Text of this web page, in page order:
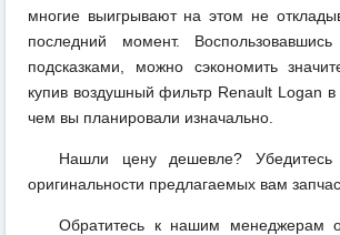
многие выигрывают на этом не
последний момент.
подсказками, можно сэкономить
купив воздушный фильтр Renault Logan
чем вы планировали изначально.
Нашли цену дешевле? Убедитесь
оригинальности предлагаемых вам
Обратитесь к нашим менеджерам